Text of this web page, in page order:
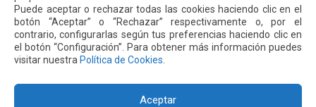
Puede aceptar o rechazar todas las cookies haciendo clic en el
botón “Aceptar” o “Rechazar” respectivamente o, por el
contrario, configurarlas según tus preferencias haciendo clic en
el botón “Configuración”. Para obtener más información puedes
visitar nuestra Política de Cookies
Aceptar
Siguiente Anterior
OtrasNoticias